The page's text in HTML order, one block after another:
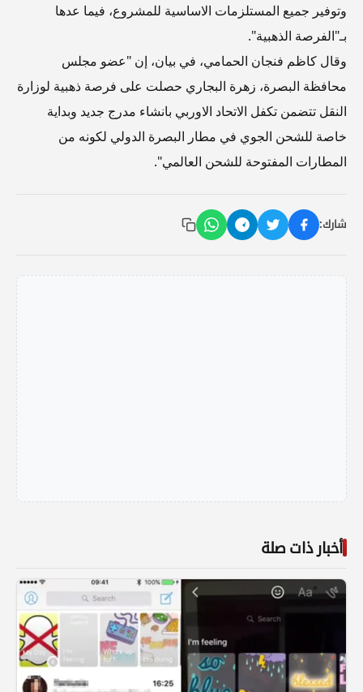
وتوفير جميع المستلزمات الاساسية للمشروع، فيما عدها
بـ"الفرصة الذهبية".
وقال كاظم فنجان الحمامي، في بيان، إن "عضو مجلس
محافظة البصرة، زهرة البجاري حصلت على فرصة ذهبية لوزارة
النقل تتضمن تكفل الاتحاد الاوربي بانشاء مدرج جديد وبداية
خاصة للشحن الجوي في مطار البصرة الدولي لكونه من
المطارات المفتوحة للشحن العالمي".
شارك:
أخبار ذات صلة